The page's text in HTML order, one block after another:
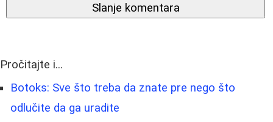
Slanje komentara
Pročitajte i...
Botoks: Sve što treba da znate pre nego što
odlučite da ga uradite